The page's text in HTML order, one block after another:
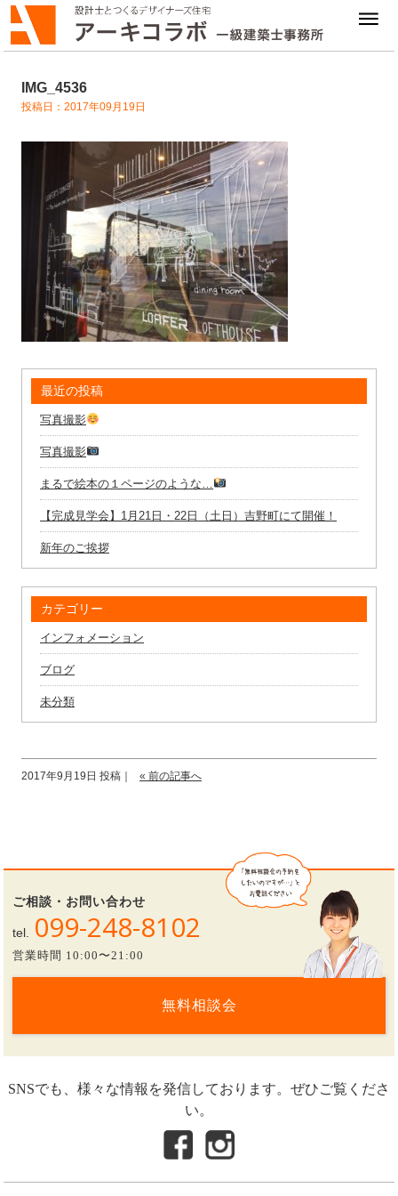
IMG_4536
投稿日：2017年09月19日
最近の投稿
写真撮影
写真撮影
まるで絵本の１ページのような…
【完成見学会】1月21日・22日（土日）吉野町にて開催！
新年のご挨拶
カテゴリー
インフォメーション
ブログ
未分類
2017年9月19日 投稿｜ « 前の記事へ
ご相談・お問い合わせ
tel. 099-248-8102
営業時間 10:00〜21:00
無料相談会
SNSでも、様々な情報を発信しております。ぜひご覧くださ
い。